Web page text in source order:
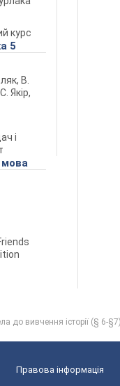
курс
5
В.
Якір,
і
мова
до вивчення історії (§ 6-§7)
Правова інформація